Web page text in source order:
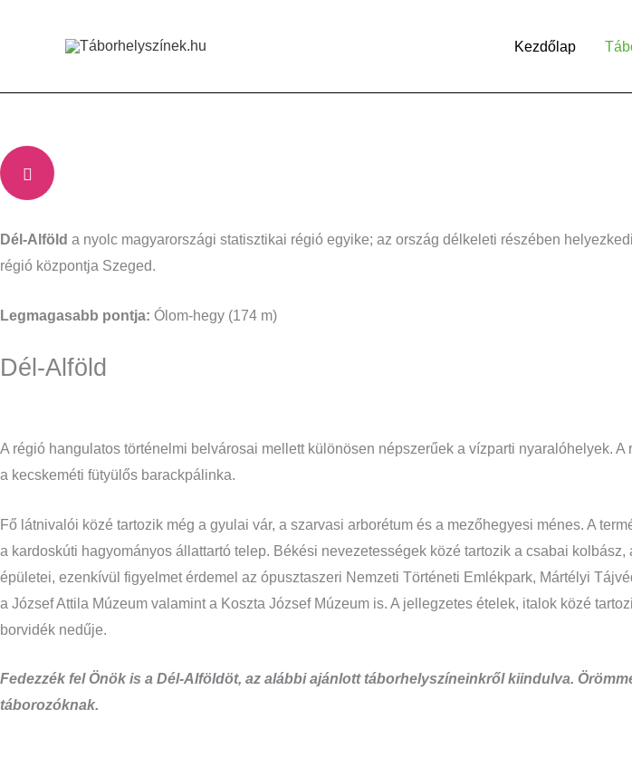
Kezdőlap
Dél-Alföld a nyolc magyarországi statisztikai régió egyike; az ország délkeleti részében
régió központja Szeged.
Legmagasabb pontja: Ólom-hegy (174 m)
Dél-Alföld
A régió hangulatos történelmi belvárosai mellett különösen népszerűek a vízparti nyaralóhelyek.
a kecskeméti fütyülős barackpálinka.
Fő látnivalói közé tartozik még a gyulai vár, a szarvasi arborétum és a mezőhegyesi ménes. A
a kardoskúti hagyományos állattartó telep. Békési nevezetességek közé tartozik a csabai
épületei, ezenkívül figyelmet érdemel az ópusztaszeri Nemzeti Történeti Emlékpark, Mártélyi
a József Attila Múzeum valamint a Koszta József Múzeum is. A jellegzetes ételek, italok közé
borvidék nedűje.
Fedezzék fel Önök is a Dél-Alföldöt, az alábbi ajánlott táborhelyszíneinkről kiindulva.
táborozóknak.